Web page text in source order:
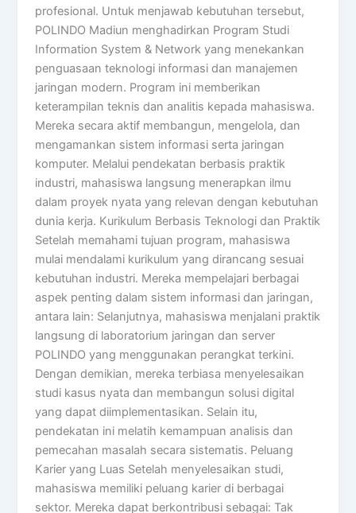
profesional. Untuk menjawab kebutuhan tersebut,
POLINDO Madiun menghadirkan Program Studi
Information System & Network yang menekankan
penguasaan teknologi informasi dan manajemen
jaringan modern. Program ini memberikan
keterampilan teknis dan analitis kepada mahasiswa.
Mereka secara aktif membangun, mengelola, dan
mengamankan sistem informasi serta jaringan
komputer. Melalui pendekatan berbasis praktik
industri, mahasiswa langsung menerapkan ilmu
dalam proyek nyata yang relevan dengan kebutuhan
dunia kerja. Kurikulum Berbasis Teknologi dan Praktik
Setelah memahami tujuan program, mahasiswa
mulai mendalami kurikulum yang dirancang sesuai
kebutuhan industri. Mereka mempelajari berbagai
aspek penting dalam sistem informasi dan jaringan,
antara lain: Selanjutnya, mahasiswa menjalani praktik
langsung di laboratorium jaringan dan server
POLINDO yang menggunakan perangkat terkini.
Dengan demikian, mereka terbiasa menyelesaikan
studi kasus nyata dan membangun solusi digital
yang dapat diimplementasikan. Selain itu,
pendekatan ini melatih kemampuan analisis dan
pemecahan masalah secara sistematis. Peluang
Karier yang Luas Setelah menyelesaikan studi,
mahasiswa memiliki peluang karier di berbagai
sektor. Mereka dapat berkontribusi sebagai: Tak